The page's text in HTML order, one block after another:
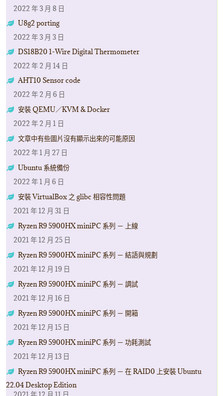
2022 年 3 月 8 日
U8g2 porting
2022 年 3 月 3 日
DS18B20 1-Wire Digital Thermometer
2022 年 2 月 14 日
AHT10 Sensor code
2022 年 2 月 6 日
安裝 QEMU／KVM & Docker
2022 年 2 月 1 日
文章中有些圖片沒有顯示出來的可能原因
2022 年 1 月 27 日
Ubuntu 系統備份
2022 年 1 月 6 日
安裝 VirtualBox 之 glibc 相容性問題
2021 年 12 月 31 日
Ryzen R9 5900HX miniPC 系列 － 上線
2021 年 12 月 25 日
Ryzen R9 5900HX miniPC 系列 － 結語與規劃
2021 年 12 月 19 日
Ryzen R9 5900HX miniPC 系列 － 調試
2021 年 12 月 16 日
Ryzen R9 5900HX miniPC 系列 － 開箱
2021 年 12 月 15 日
Ryzen R9 5900HX miniPC 系列 － 功耗測試
2021 年 12 月 13 日
Ryzen R9 5900HX miniPC 系列 － 在 RAID0 上安裝 Ubuntu
22.04 Desktop Edition